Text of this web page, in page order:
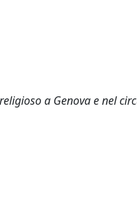
a Genova e nel